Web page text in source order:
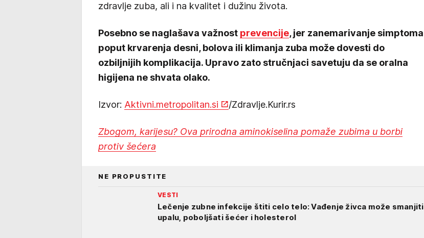
zdravlje zuba, ali i na kvalitet i dužinu života.
Posebno se naglašava važnost prevencije, jer zanemarivanje simptoma
poput krvarenja desni, bolova ili klimanja zuba može dovesti do
ozbiljnijih komplikacija. Upravo zato stručnjaci savetuju da se oralna
higijena ne shvata olako.
Izvor: Aktivni.metropolitan.si /Zdravlje.Kurir.rs
Zbogom, karijesu? Ova prirodna aminokiselina pomaže zubima u borbi
protiv šećera
NE PROPUSTITE
VESTI
Lečenje zubne infekcije štiti celo telo: Vađenje živca može smanjiti
upalu, poboljšati šećer i holesterol